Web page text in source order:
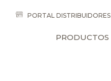
PORTAL DISTRIBUIDORES
PRODUCTOS